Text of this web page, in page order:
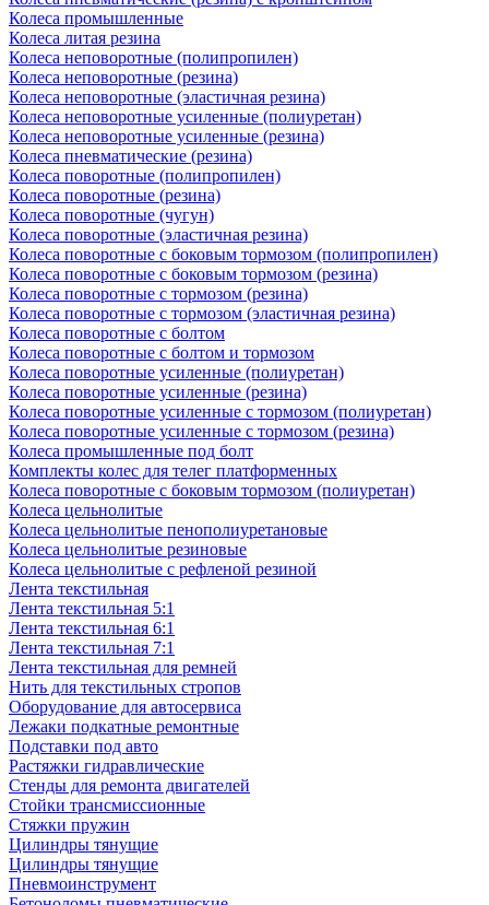
Колеса промышленные
Колеса литая резина
Колеса неповоротные (полипропилен)
Колеса неповоротные (резина)
Колеса неповоротные (эластичная резина)
Колеса неповоротные усиленные (полиуретан)
Колеса неповоротные усиленные (резина)
Колеса пневматические (резина)
Колеса поворотные (полипропилен)
Колеса поворотные (резина)
Колеса поворотные (чугун)
Колеса поворотные (эластичная резина)
Колеса поворотные c боковым тормозом (полипропилен)
Колеса поворотные c боковым тормозом (резина)
Колеса поворотные c тормозом (резина)
Колеса поворотные c тормозом (эластичная резина)
Колеса поворотные с болтом
Колеса поворотные с болтом и тормозом
Колеса поворотные усиленные (полиуретан)
Колеса поворотные усиленные (резина)
Колеса поворотные усиленные с тормозом (полиуретан)
Колеса поворотные усиленные с тормозом (резина)
Колеса промышленные под болт
Комплекты колес для телег платформенных
Колеса поворотные c боковым тормозом (полиуретан)
Колеса цельнолитые
Колеса цельнолитые пенополиуретановые
Колеса цельнолитые резиновые
Колеса цельнолитые с рефленой резиной
Лента текстильная
Лента текстильная 5:1
Лента текстильная 6:1
Лента текстильная 7:1
Лента текстильная для ремней
Нить для текстильных стропов
Оборудование для автосервиса
Лежаки подкатные ремонтные
Подставки под авто
Растяжки гидравлические
Стенды для ремонта двигателей
Стойки трансмиссионные
Стяжки пружин
Цилиндры тянущие
Цилиндры тянущие
Пневмоинструмент